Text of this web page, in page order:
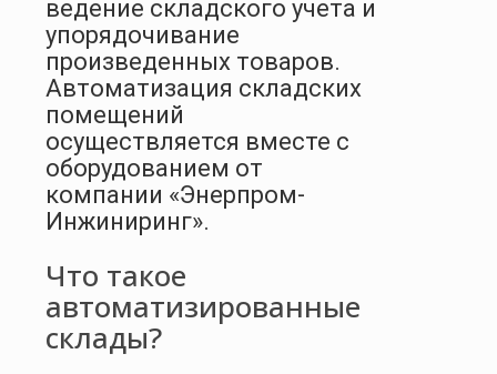
ведение складского учета и
упорядочивание
произведенных товаров.
Автоматизация складских
помещений
осуществляется вместе с
оборудованием от
компании «Энерпром-
Инжиниринг».
Что такое
автоматизированные
склады?